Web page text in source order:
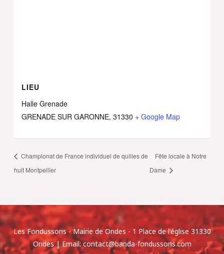
LIEU
Halle Grenade
GRENADE SUR GARONNE, 31330 + Google Map
Championat de France individuel de quilles de
huit Montpellier
Fête locale à Notre
Dame
Les Fondussons - Mairie de Ondes - 1 Place de l'église 31330
Ondes |Email: contact@banda-fondussons.com